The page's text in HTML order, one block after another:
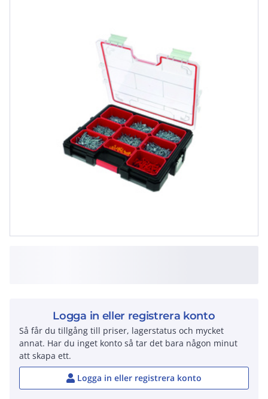
Logga in eller registrera konto
Så får du tillgång till priser, lagerstatus och mycket
annat. Har du inget konto så tar det bara någon minut
att skapa ett.
Logga in eller registrera konto